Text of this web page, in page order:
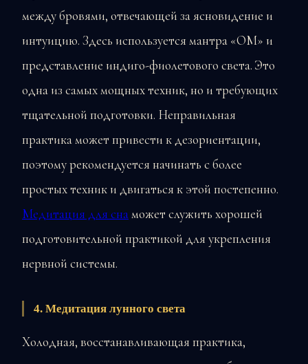
между бровями, отвечающей за ясновидение и
интуицию. Здесь используется мантра «ОМ» и
представление индиго-фиолетового света. Это
одна из самых мощных техник, но и требующих
тщательной подготовки. Неправильная
практика может привести к дезориентации,
поэтому рекомендуется начинать с более
простых техник и двигаться к этой постепенно.
Медитация для снаможет служить хорошей
подготовительной практикой для укрепления
нервной системы.
4. Медитация лунного света
Холодная, восстанавливающая практика,